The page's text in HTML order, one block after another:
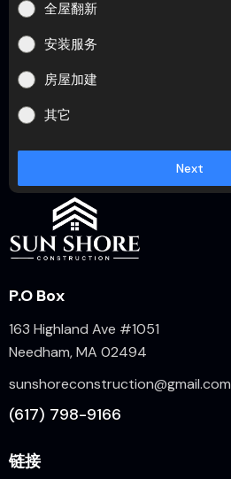
全屋翻新
安装服务
房屋加建
其它
Next
P.O Box
163 Highland Ave #1051
Needham, MA 02494
sunshoreconstruction@gmail.com
(617) 798-9166
链接